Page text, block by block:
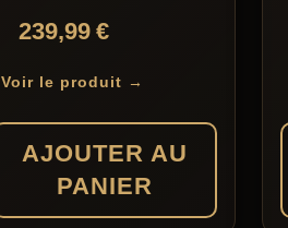
239,99€
Voir le produit →
AJOUTER AU
PANIER